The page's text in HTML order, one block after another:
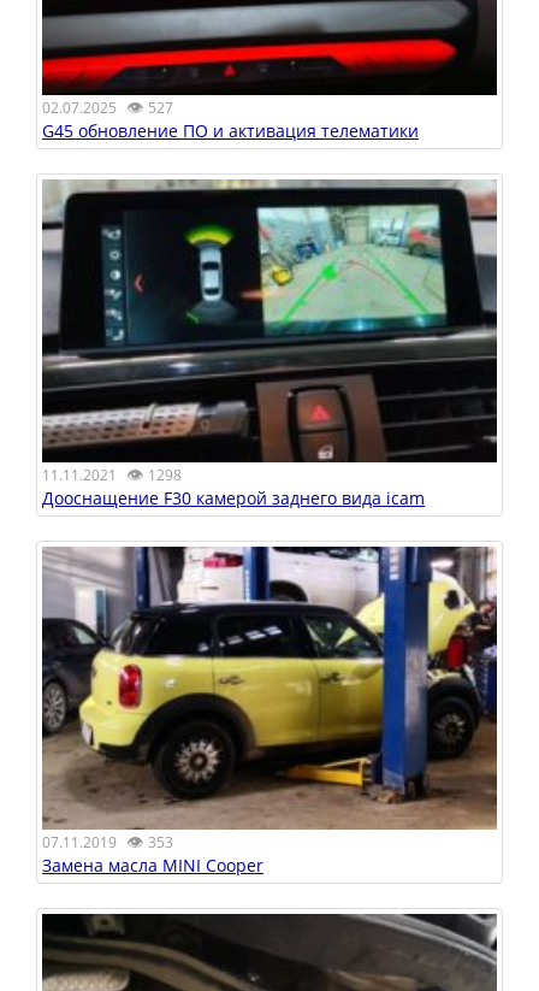
02.07.2025 👁 527
G45 обновление ПО и активация телематики
11.11.2021 👁 1298
Дооснащение F30 камерой заднего вида icam
07.11.2019 👁 353
Замена масла MINI Cooper